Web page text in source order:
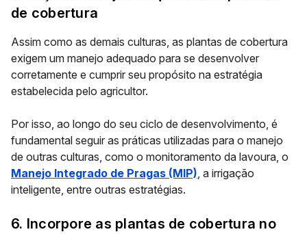
de cobertura
Assim como as demais culturas, as plantas de cobertura
exigem um manejo adequado para se desenvolver
corretamente e cumprir seu propósito na estratégia
estabelecida pelo agricultor.
Por isso, ao longo do seu ciclo de desenvolvimento, é
fundamental seguir as práticas utilizadas para o manejo
de outras culturas, como o monitoramento da lavoura, o
Manejo Integrado de Pragas (MIP), a irrigação
inteligente, entre outras estratégias.
6. Incorpore as plantas de cobertura no